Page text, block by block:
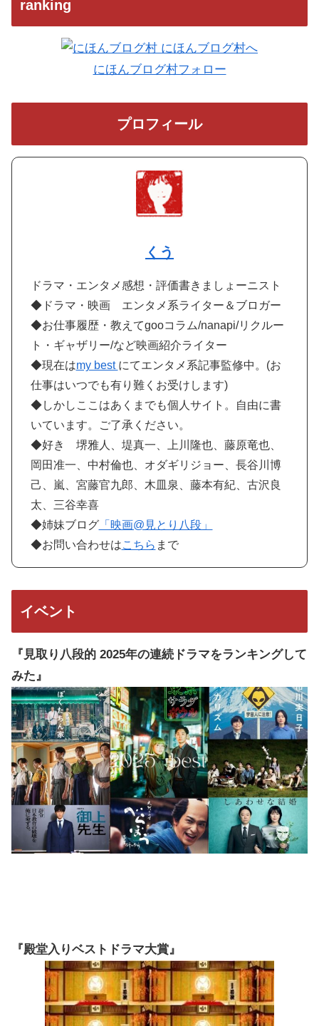
ranking
にほんブログ村フォロー
プロフィール
くう
ドラマ・エンタメ感想・評価書きましょーニスト
◆ドラマ・映画 エンタメ系ライター＆ブロガー
◆お仕事履歴・教えてgooコラム/nanapi/リクルー
ト・ギャザリー/など映画紹介ライター
◆現在はmy best にてエンタメ系記事監修中。(お
仕事はいつでも有り難くお受けします)
◆しかしここはあくまでも個人サイト。自由に書
いています。ご了承ください。
◆好き 堺雅人、堤真一、上川隆也、藤原竜也、
岡田准一、中村倫也、オダギリジョー、長谷川博
己、嵐、宮藤官九郎、木皿泉、藤本有紀、古沢良
太、三谷幸喜
◆姉妹ブログ「映画@見とり八段」
◆お問い合わせはこちら まで
イベント
『見取り八段的 2025年の連続ドラマをランキングして
みた』
『殿堂入りベストドラマ大賞』